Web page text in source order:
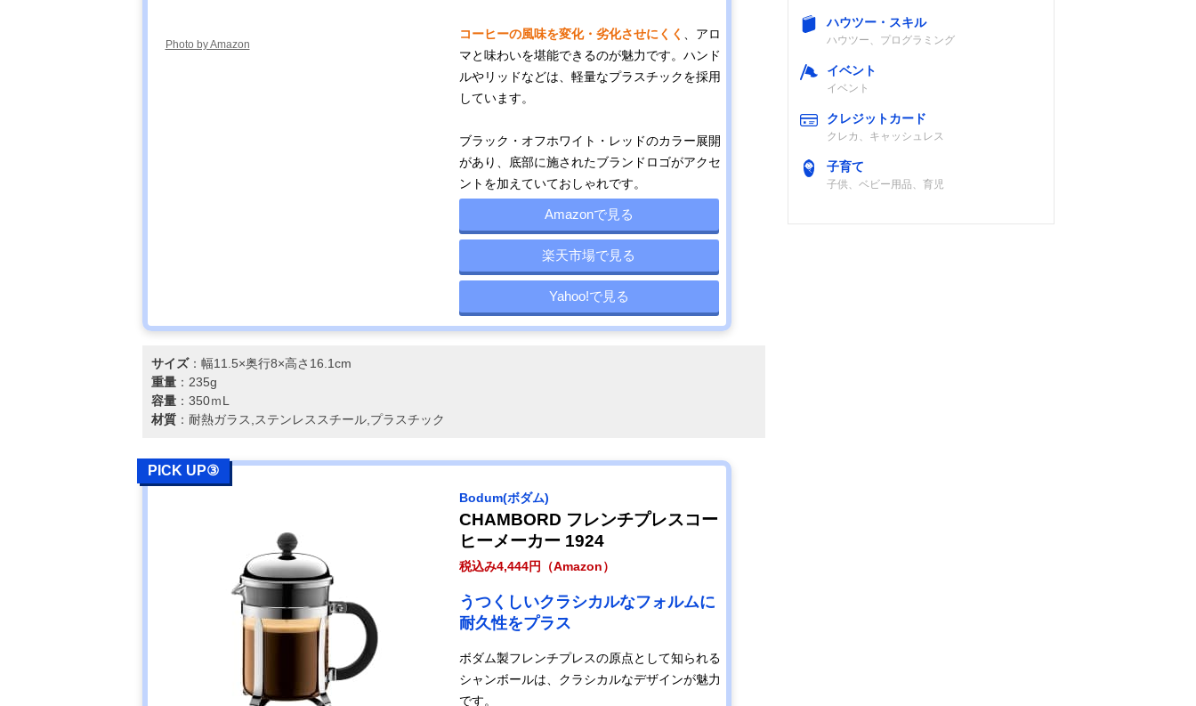
Photo by Amazon
コーヒーの風味を変化・劣化させにくく
、アロ
マと味わいを堪能できるのが魅力です。ハンド
ルやリッドなどは、軽量なプラスチックを採用
しています。
ブラック・オフホワイト・レッドのカラー展開
があり、底部に施されたブランドロゴがアクセ
ントを加えていておしゃれです。
Amazonで見る
楽天市場で見る
Yahoo!で見る
サイズ：幅11.5×奥行8×高さ16.1cm
重量：235g
容量：350ｍL
材質：耐熱ガラス,ステンレススチール,プラスチック
PICK UP③
Bodum(ボダム)
CHAMBORD フレンチプレスコー
ヒーメーカー 1924
税込み4,444円（Amazon）
うつくしいクラシカルなフォルムに
耐久性をプラス
ボダム製フレンチプレスの原点として知られる
シャンボールは、クラシカルなデザインが魅力
です。
ハウツー・スキル
ハウツー、プログラミング
イベント
イベント
クレジットカード
クレカ、キャッシュレス
子育て
子供、ベビー用品、育児